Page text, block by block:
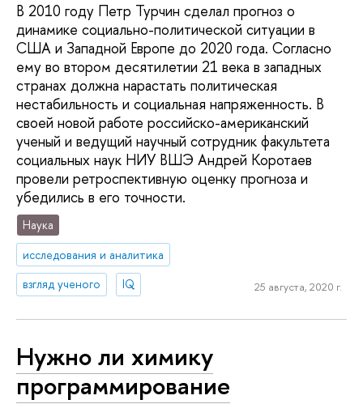
В 2010 году Петр Турчин сделал прогноз о
динамике социально-политической ситуации в
США и Западной Европе до 2020 года. Согласно
ему во втором десятилетии 21 века в западных
странах должна нарастать политическая
нестабильность и социальная напряженность. В
своей новой работе российско-американский
ученый и ведущий научный сотрудник факультета
социальных наук НИУ ВШЭ Андрей Коротаев
провели ретроспективную оценку прогноза и
убедились в его точности.
Наука
исследования и аналитика
взгляд ученого
IQ 25 августа, 2020 г.
Нужно ли химику
программирование